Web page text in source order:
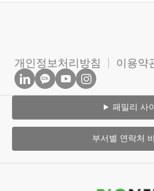
개인정보처리방침 이용약
패밀리 사
부서별 연락처